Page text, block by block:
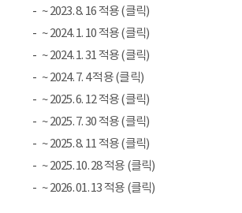
~ 2023. 8. 16 적용 (클릭)
~ 2024. 1. 10 적용 (클릭)
~ 2024. 1. 31 적용 (클릭)
~ 2024. 7. 4 적용 (클릭)
~ 2025. 6. 12 적용 (클릭)
~ 2025. 7. 30 적용 (클릭)
~ 2025. 8. 11 적용 (클릭)
~ 2025. 10. 28 적용 (클릭)
~ 2026. 01. 13 적용 (클릭)